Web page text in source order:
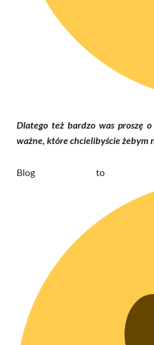
Dlatego też bardzo was proszę
ważne, które chcielibyście żebym
Blog to